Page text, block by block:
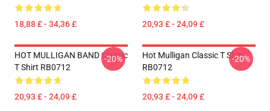
18,88 £ - 34,36 £ 20,93 £ - 24,09 £
HOT MULLIGAN BAND Classic
T Shirt RB0712
20,93 £ - 24,09 £
-20%
Hot Mulligan Classic T Shirt
RB0712
20,93 £ - 24,09 £
-20%